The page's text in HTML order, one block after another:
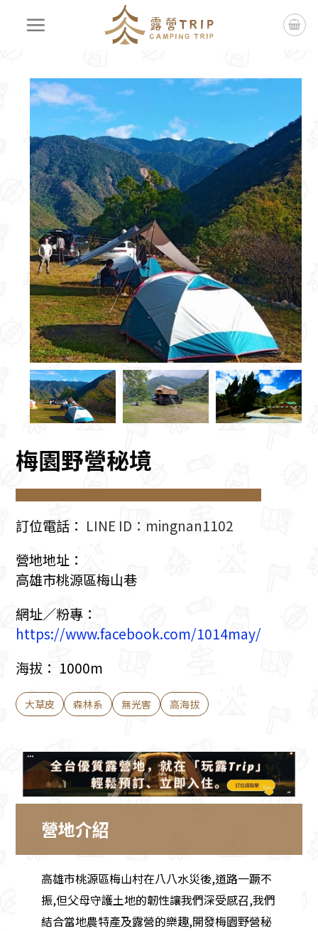
梅園野營秘境
訂位電話： LINE ID：mingnan1102
營地地址：
高雄市桃源區梅山巷
網址／粉專：
https://www.facebook.com/1014may/
海拔： 1000m
大草皮 森林系 無光害 高海拔
營地介紹
高雄市桃源區梅山村在八八水災後,道路一蹶不
振,但父母守護土地的韌性讓我們深受感召,我們
結合當地農特產及露營的樂趣,開發梅園野營秘